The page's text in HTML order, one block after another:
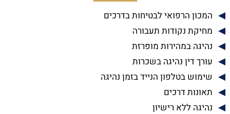
המכון הרפואי לבטיחות בדרכים
מחיקת נקודות תעבורה
נהיגה במהירות מופרזת
עורך דין נהיגה בשכרות
שימוש בטלפון הנייד בזמן נהיגה
תאונות דרכים
נהיגה ללא רישיון